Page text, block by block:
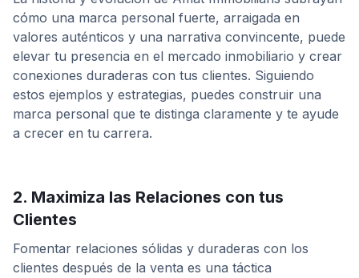
cómo una marca personal fuerte, arraigada en
valores auténticos y una narrativa convincente, puede
elevar tu presencia en el mercado inmobiliario y crear
conexiones duraderas con tus clientes. Siguiendo
estos ejemplos y estrategias, puedes construir una
marca personal que te distinga claramente y te ayude
a crecer en tu carrera.
2. Maximiza las Relaciones con tus
Clientes
Fomentar relaciones sólidas y duraderas con los
clientes después de la venta es una táctica